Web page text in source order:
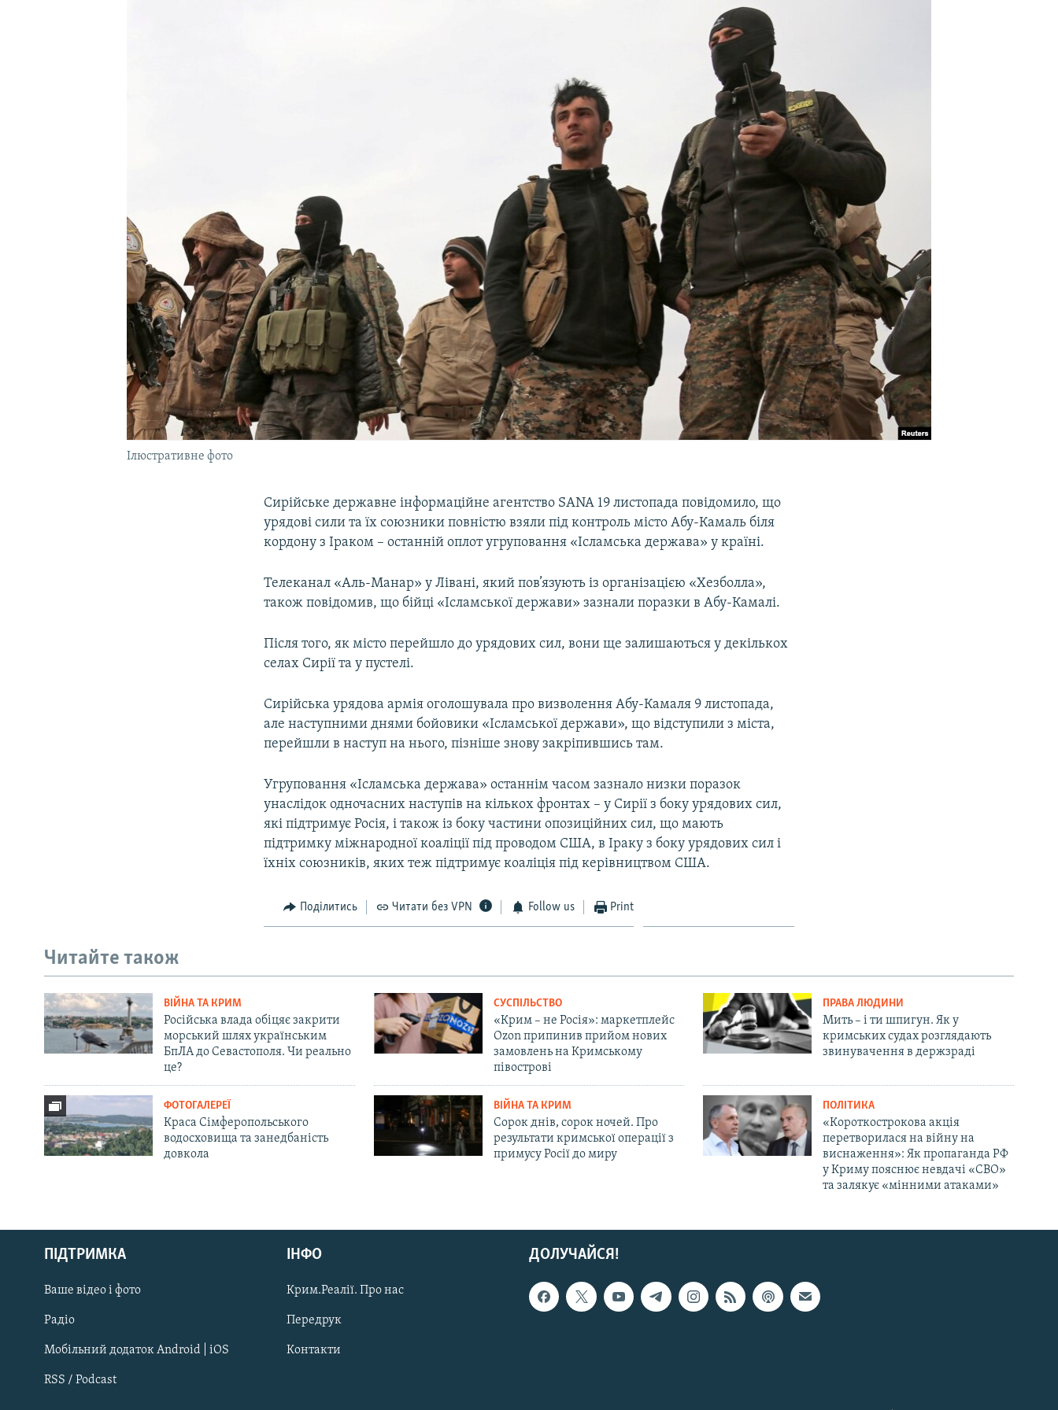
Русский
Qırımtatar
ДОЛУЧАЙСЯ!
Ілюстративне фото
Сирійське державне інформаційне агентство SANA 19 листопада повідомило, що
урядові сили та їх союзники повністю взяли під контроль місто Абу-Камаль біля
кордону з Іраком – останній оплот угруповання «Ісламська держава» у країні.
Телеканал «Аль-Манар» у Лівані, який пов’язують із організацією «Хезболла»,
також повідомив, що бійці «Ісламської держави» зазнали поразки в Абу-Камалі.
Після того, як місто перейшло до урядових сил, вони ще залишаються у декількох
селах Сирії та у пустелі.
Сирійська урядова армія оголошувала про визволення Абу-Камаля 9 листопада,
але наступними днями бойовики «Ісламської держави», що відступили з міста,
перейшли в наступ на нього, пізніше знову закріпившись там.
Угруповання «Ісламська держава» останнім часом зазнало низки поразок
унаслідок одночасних наступів на кількох фронтах – у Сирії з боку урядових сил,
які підтримує Росія, і також із боку частини опозиційних сил, що мають
підтримку міжнародної коаліції під проводом США, в Іраку з боку урядових сил і
їхніх союзників, яких теж підтримує коаліція під керівництвом США.
Поділитись Читати без VPN Follow us Print
Читайте також
ВІЙНА ТА КРИМ
Російська влада обіцяє закрити
морський шлях українським
БпЛА до Севастополя. Чи реально
це?
СУСПІЛЬСТВО
«Крим – не Росія»: маркетплейс
Ozon припинив прийом нових
замовлень на Кримському
півострові
ПРАВА ЛЮДИНИ
Мить – і ти шпигун. Як у
кримських судах розглядають
звинувачення в держзраді
ФОТОГАЛЕРЕЇ
Краса Сімферопольського
водосховища та занедбаність
довкола
ВІЙНА ТА КРИМ
Сорок днів, сорок ночей. Про
результати кримської операції з
примусу Росії до миру
ПОЛІТИКА
«Короткострокова акція
перетворилася на війну на
виснаження»: Як пропаганда РФ
у Криму пояснює невдачі «СВО»
та залякує «мінними атаками»
ДОЛУЧАЙСЯ!
ПІДТРИМКА
Ваше відео і фото
Радіо
Мобільний додаток Android | iOS
RSS / Podcast
ІНФО
Крим.Реалії. Про нас
Передрук
Контакти